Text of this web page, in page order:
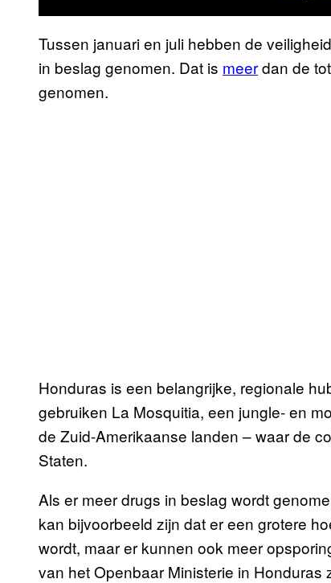
Tussen januari en juli hebben de
in beslag genomen. Dat is meerdan de
genomen.
Honduras is een belangrijke, regionale
gebruiken La Mosquitia, een jungle- en
de Zuid-Amerikaanse landen – waar de
Staten.
Als er meer drugs in beslag wordt
kan bijvoorbeeld zijn dat er een grotere
wordt, maar er kunnen ook meer
van het Openbaar Ministerie in